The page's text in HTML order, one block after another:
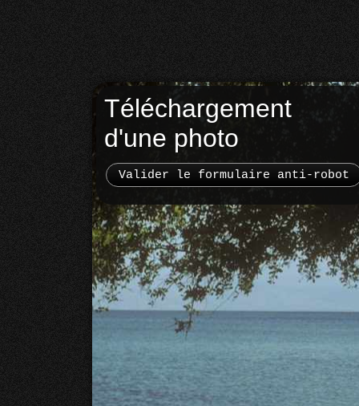
Téléchargement
d'une photo